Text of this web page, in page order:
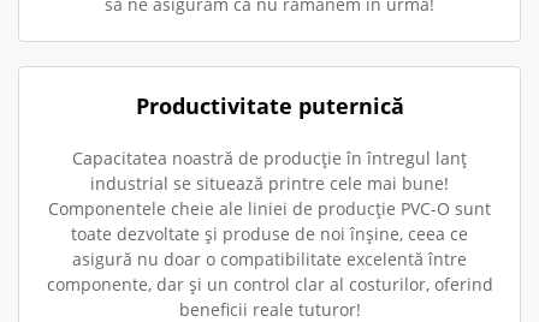
Productivitate puternică
Capacitatea noastră de producție în întregul lanț
industrial se situează printre cele mai bune!
Componentele cheie ale liniei de producție PVC-O sunt
toate dezvoltate și produse de noi înșine, ceea ce
asigură nu doar o compatibilitate excelentă între
componente, dar și un control clar al costurilor, oferind
beneficii reale tuturor!